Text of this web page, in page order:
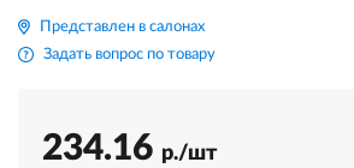
Представлен в салонах
Задать вопрос по товару
234.16 р./шт